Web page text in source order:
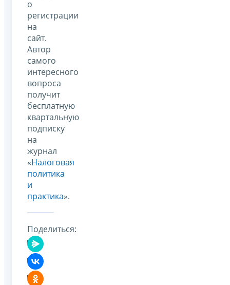
о
регистрации
на
сайт.
Автор
самого
интересного
вопроса
получит
бесплатную
квартальную
подписку
на
журнал
«Налоговая
политика
и
практика».
Поделиться: